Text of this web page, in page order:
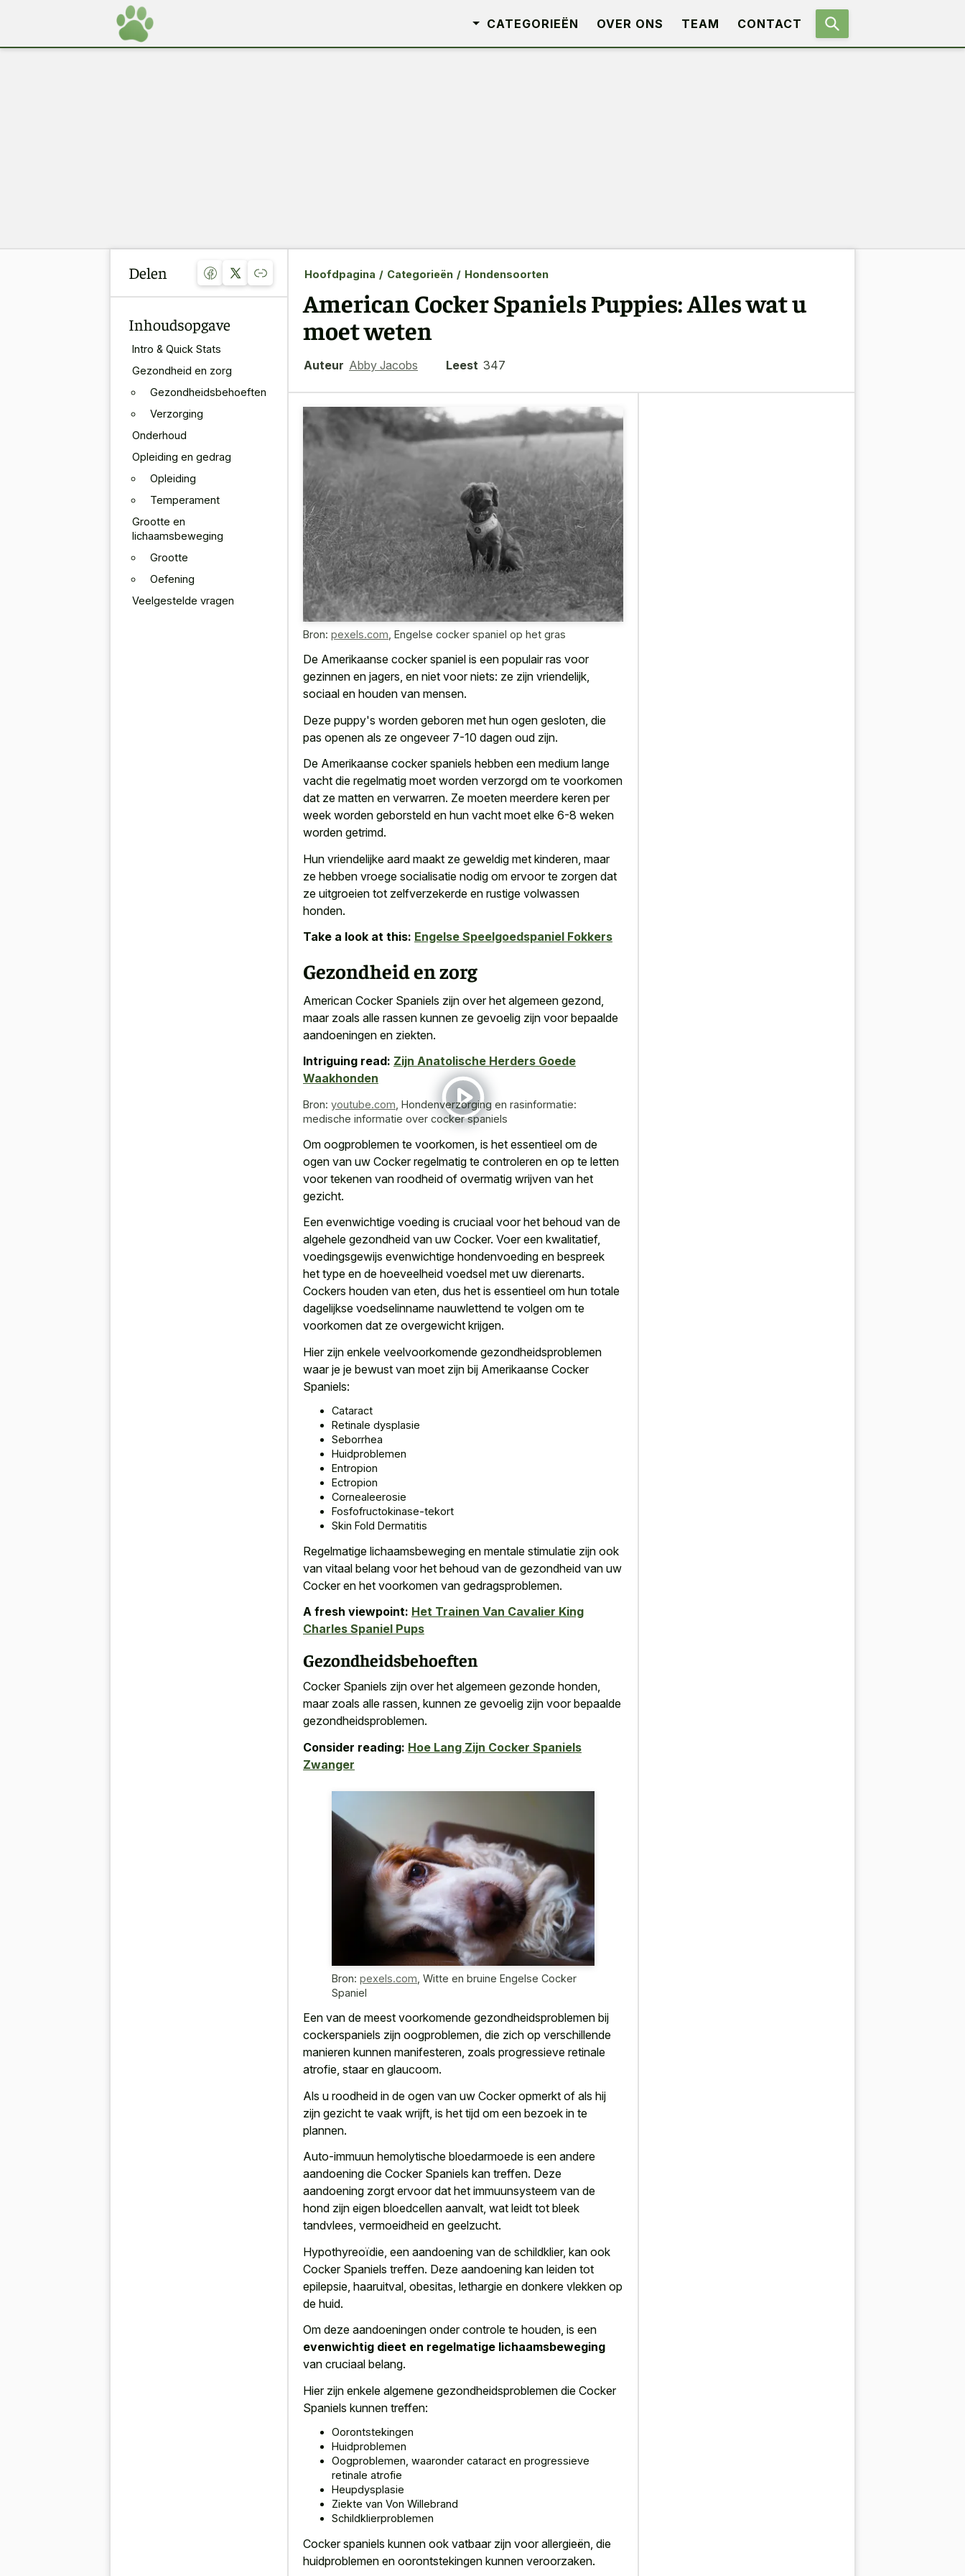
CATEGORIEËN OVER ONS TEAM CONTACT
Delen
Inhoudsopgave
Intro & Quick Stats
Gezondheid en zorg
Gezondheidsbehoeften
Verzorging
Onderhoud
Opleiding en gedrag
Opleiding
Temperament
Grootte en
lichaamsbeweging
Grootte
Oefening
Veelgestelde vragen
Hoofdpagina / Categorieën / Hondensoorten
American Cocker Spaniels Puppies: Alles wat u
moet weten
Auteur Abby Jacobs Leest 347
Bron: pexels.com Engelse cocker spaniel op het gras
De Amerikaanse cocker spaniel is een populair ras voor
gezinnen en jagers, en niet voor niets: ze zijn vriendelijk,
sociaal en houden van mensen.
Deze puppy's worden geboren met hun ogen gesloten, die
pas openen als ze ongeveer 7-10 dagen oud zijn.
De Amerikaanse cocker spaniels hebben een medium lange
vacht die regelmatig moet worden verzorgd om te voorkomen
dat ze matten en verwarren. Ze moeten meerdere keren per
week worden geborsteld en hun vacht moet elke 6-8 weken
worden getrimd.
Hun vriendelijke aard maakt ze geweldig met kinderen, maar
ze hebben vroege socialisatie nodig om ervoor te zorgen dat
ze uitgroeien tot zelfverzekerde en rustige volwassen
honden.
Take a look at this: Engelse Speelgoedspaniel Fokkers
Gezondheid en zorg
American Cocker Spaniels zijn over het algemeen gezond,
maar zoals alle rassen kunnen ze gevoelig zijn voor bepaalde
aandoeningen en ziekten.
Intriguing read: Zijn Anatolische Herders Goede
Waakhonden
Bron: youtube.com Hondenverzorging en rasinformatie:
medische informatie over cocker spaniels
Om oogproblemen te voorkomen, is het essentieel om de
ogen van uw Cocker regelmatig te controleren en op te letten
voor tekenen van roodheid of overmatig wrijven van het
gezicht.
Een evenwichtige voeding is cruciaal voor het behoud van de
algehele gezondheid van uw Cocker. Voer een kwalitatief,
voedingsgewijs evenwichtige hondenvoeding en bespreek
het type en de hoeveelheid voedsel met uw dierenarts.
Cockers houden van eten, dus het is essentieel om hun totale
dagelijkse voedselinname nauwlettend te volgen om te
voorkomen dat ze overgewicht krijgen.
Hier zijn enkele veelvoorkomende gezondheidsproblemen
waar je je bewust van moet zijn bij Amerikaanse Cocker
Spaniels:
Cataract
Retinale dysplasie
Seborrhea
Huidproblemen
Entropion
Ectropion
Cornealeerosie
Fosfofructokinase-tekort
Skin Fold Dermatitis
Regelmatige lichaamsbeweging en mentale stimulatie zijn ook
van vitaal belang voor het behoud van de gezondheid van uw
Cocker en het voorkomen van gedragsproblemen.
A fresh viewpoint: Het Trainen Van Cavalier King
Charles Spaniel Pups
Gezondheidsbehoeften
Cocker Spaniels zijn over het algemeen gezonde honden,
maar zoals alle rassen, kunnen ze gevoelig zijn voor bepaalde
gezondheidsproblemen.
Consider reading: Hoe Lang Zijn Cocker Spaniels
Zwanger
Bron: pexels.com Witte en bruine Engelse Cocker
Spaniel
Een van de meest voorkomende gezondheidsproblemen bij
cockerspaniels zijn oogproblemen, die zich op verschillende
manieren kunnen manifesteren, zoals progressieve retinale
atrofie, staar en glaucoom.
Als u roodheid in de ogen van uw Cocker opmerkt of als hij
zijn gezicht te vaak wrijft, is het tijd om een bezoek in te
plannen.
Auto-immuun hemolytische bloedarmoede is een andere
aandoening die Cocker Spaniels kan treffen. Deze
aandoening zorgt ervoor dat het immuunsysteem van de
hond zijn eigen bloedcellen aanvalt, wat leidt tot bleek
tandvlees, vermoeidheid en geelzucht.
Hypothyreoïdie, een aandoening van de schildklier, kan ook
Cocker Spaniels treffen. Deze aandoening kan leiden tot
epilepsie, haaruitval, obesitas, lethargie en donkere vlekken op
de huid.
Om deze aandoeningen onder controle te houden, is een
evenwichtig dieet en regelmatige lichaamsbeweging
van cruciaal belang.
Hier zijn enkele algemene gezondheidsproblemen die Cocker
Spaniels kunnen treffen:
Oorontstekingen
Huidproblemen
Oogproblemen, waaronder cataract en progressieve
retinale atrofie
Heupdysplasie
Ziekte van Von Willebrand
Schildklierproblemen
Cocker spaniels kunnen ook vatbaar zijn voor allergieën, die
huidproblemen en oorontstekingen kunnen veroorzaken.